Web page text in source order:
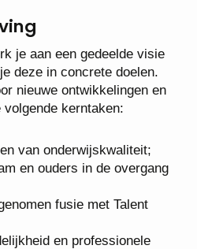
je aan een gedeelde visie
deze in concrete doelen.
nieuwe ontwikkelingen en
kerntaken:
van onderwijskwaliteit;
en ouders in de overgang
fusie met Talent
en professionele